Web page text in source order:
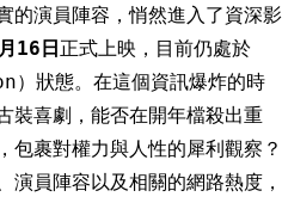
的演員陣容，悄然進入了資深影
16日正式上映，目前仍處於
狀態。在這個資訊爆炸的時
裝喜劇，能否在開年檔殺出重
包裹對權力與人性的犀利觀察？
演員陣容以及相關的網路熱度，